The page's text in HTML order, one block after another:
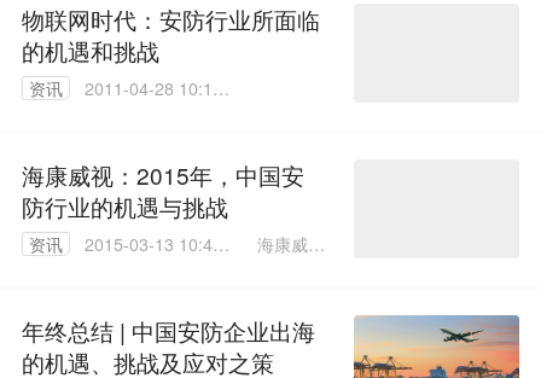
物联网时代：安防行业所面临
的机遇和挑战
资讯
2011-04-28 10:13:
海康威视：2015年，中国安
防行业的机遇与挑战
资讯
2015-03-13 10:43:
海康威视
年终总结 | 中国安防企业出海
的机遇、挑战及应对之策